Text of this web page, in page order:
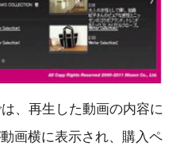
、再生した動画の内容に
画横に表示され、購入ペ